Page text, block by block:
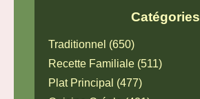
Catégories
Traditionnel (650)
Recette Familiale (511)
Plat Principal (477)